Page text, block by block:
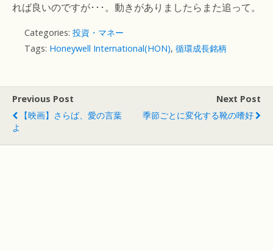
れば良いのですが･･･。動きがありましたらまた追って。
Categories: 投資・マネー
Tags: Honeywell International(HON), 循環成長銘柄
Previous Post
【映画】さらば、愛の言葉
よ
Next Post
季節ごとに変化する靴の嗜好